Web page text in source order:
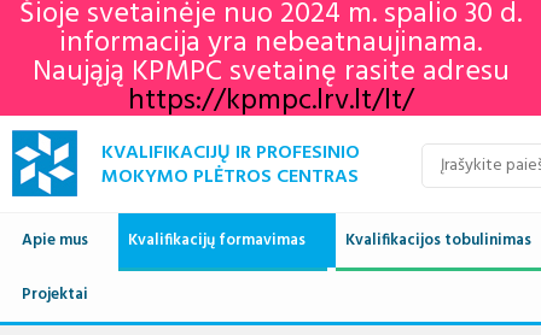
Šioje svetainėje nuo 2024 m. spalio 30 d.
informacija yra nebeatnaujinama.
Naująją KPMPC svetainę rasite adresu
https://kpmpc.lrv.lt/lt/
KVALIFIKACIJŲ IR PROFESINIO
MOKYMO PLĖTROS CENTRAS
Apie mus
Naujienos
Kvalifikacijų formavimas Kvalifikacijos tobulinimas
Projektai